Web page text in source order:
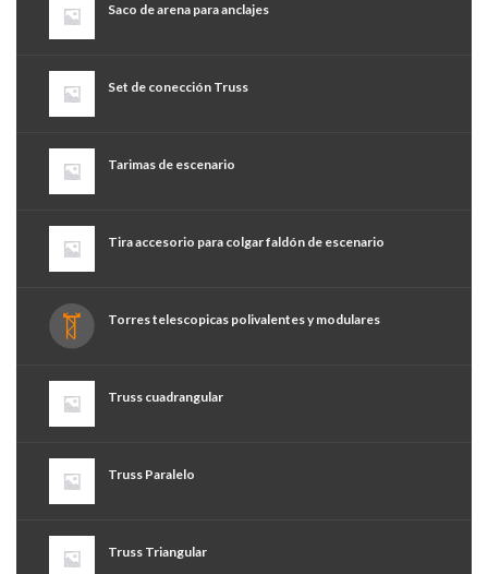
Saco de arena para anclajes
Set de conección Truss
Tarimas de escenario
Tira accesorio para colgar faldón de escenario
Torres telescopicas polivalentes y modulares
Truss cuadrangular
Truss Paralelo
Truss Triangular